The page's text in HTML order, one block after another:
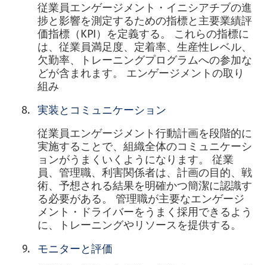
従業員エンゲージメント・イニシアチブの進
捗と影響を測定するための指標と主要業績評
価指標（KPI）を定義する。 これらの指標に
は、従業員満足度、定着率、生産性レベル、
欠勤率、トレーニングプログラムへの参加な
どが含まれます。 エンゲージメントの取り
組み
実装とコミュニケーション
従業員エンゲージメント行動計画を段階的に
実施することで、組織全体のコミュニケーシ
ョンがうまくいくようになります。 従業
員、管理職、利害関係者は、計画の目的、戦
術、予想される結果を明確かつ簡潔に認識す
る必要がある。 管理職が主要なエンゲージ
メント・ドライバーをうまく採用できるよう
に、トレーニングやリソースを提供する。
モニターと評価